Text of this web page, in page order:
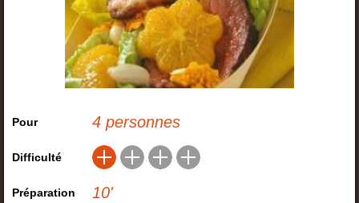
Pour 4 personnes
Difficulté
Préparation 10'